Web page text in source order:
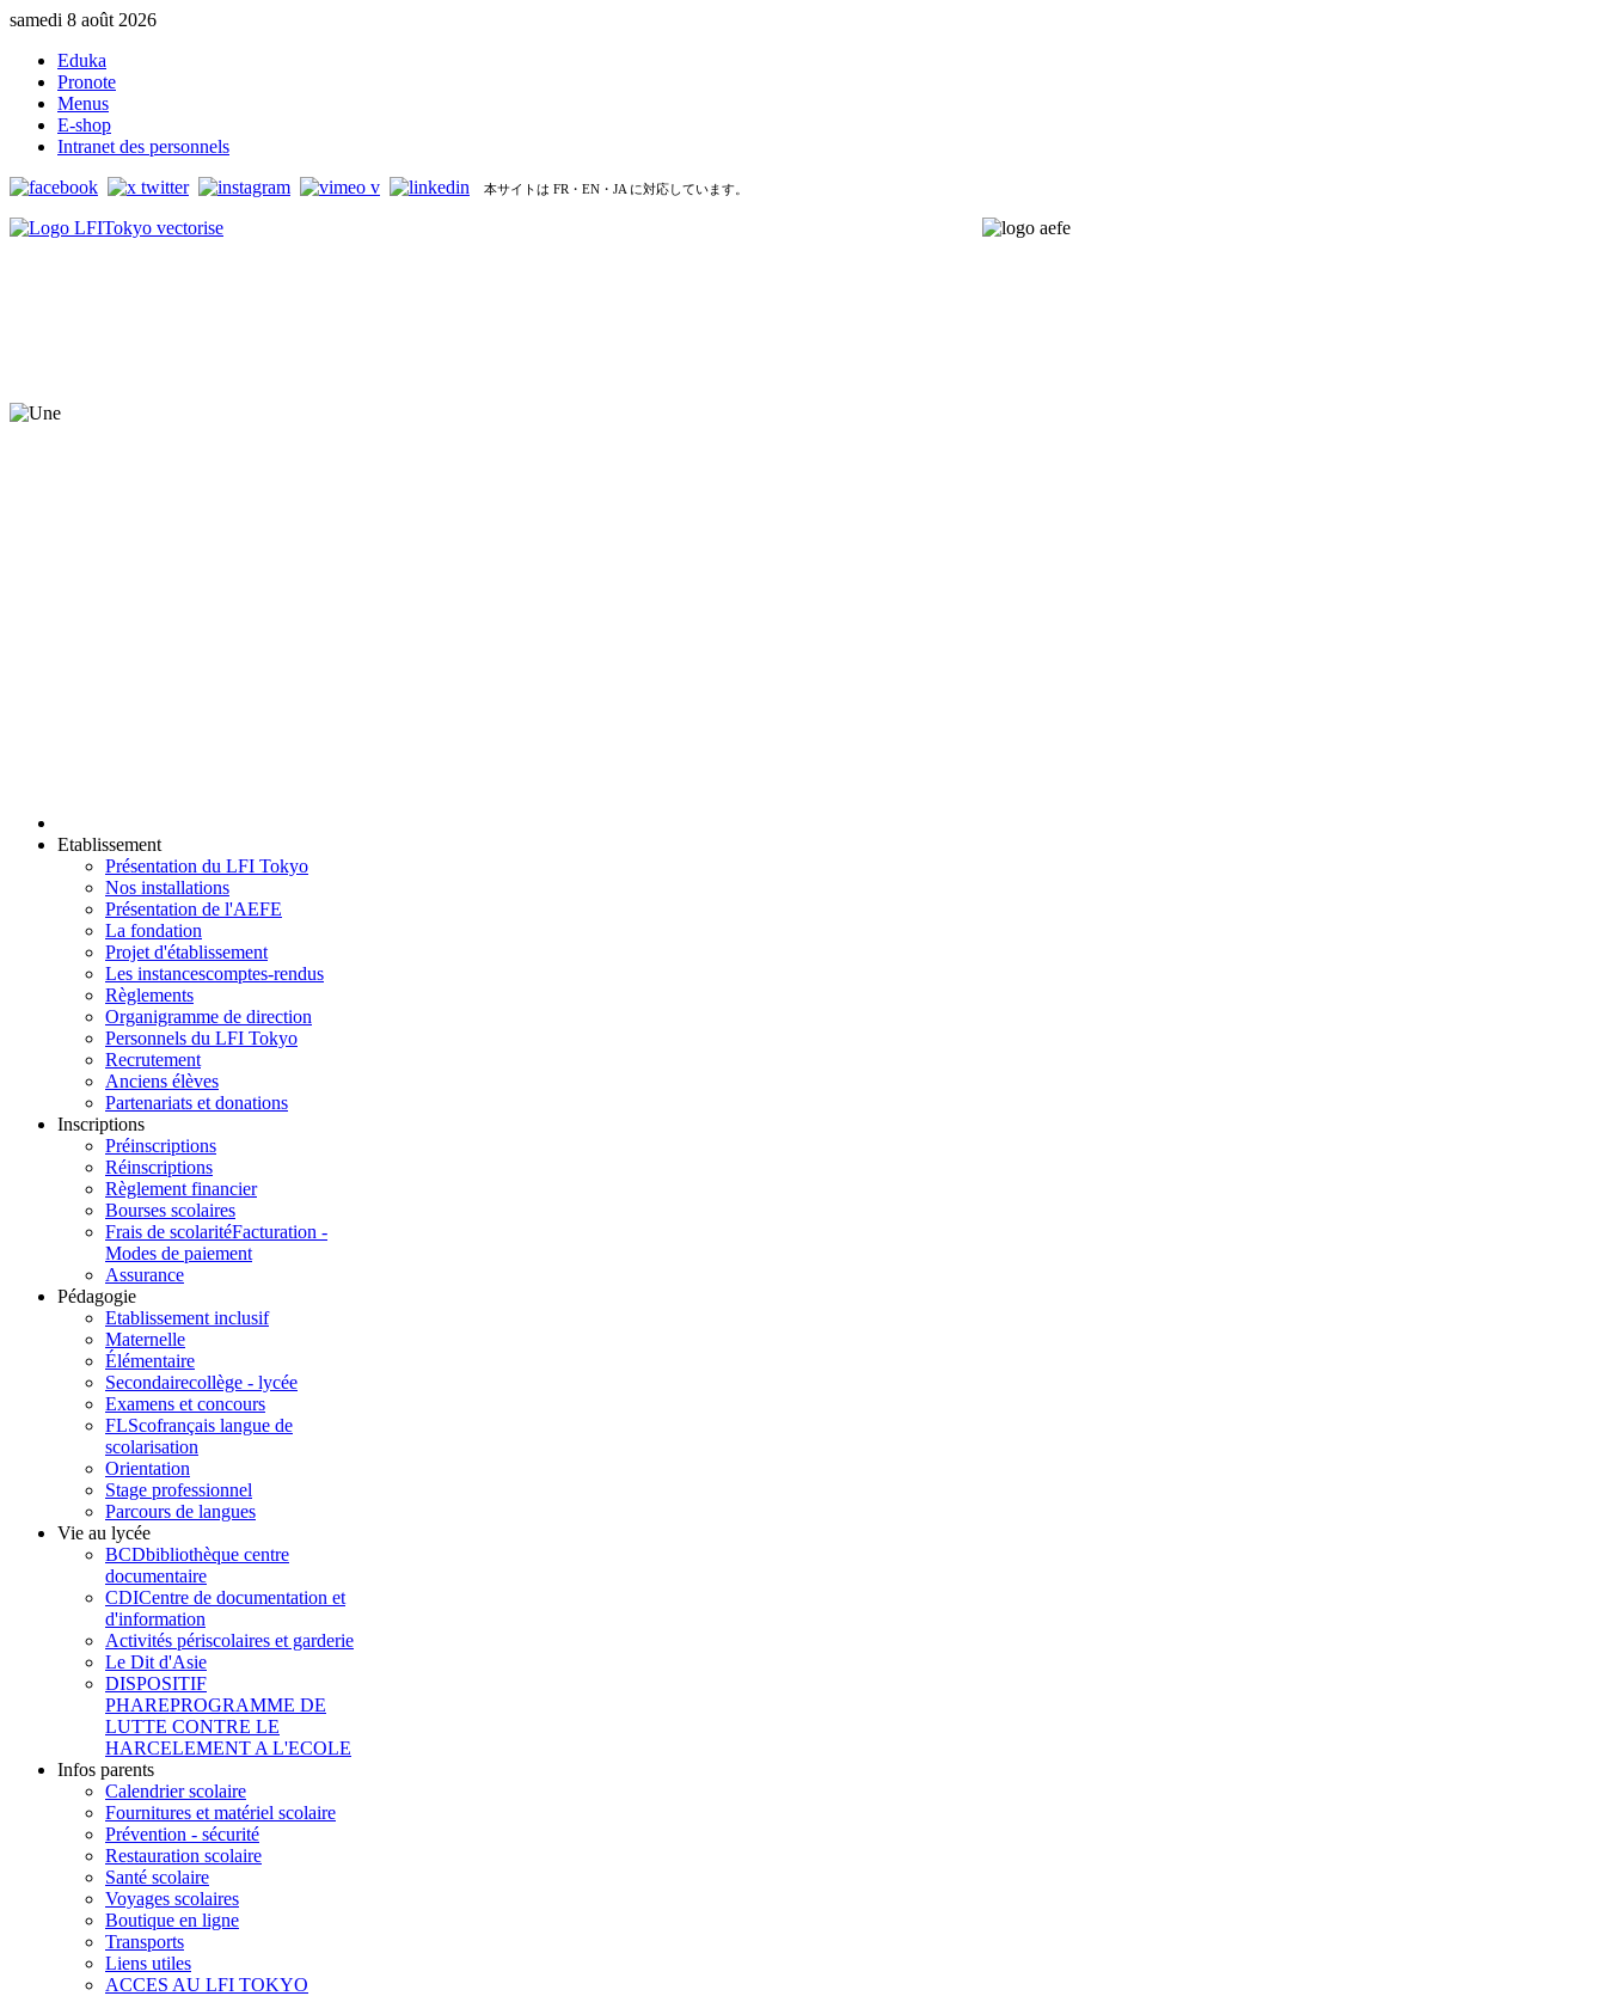
samedi 8 août 2026
Eduka
Pronote
Menus
E-shop
Intranet des personnels
本サイトは FR・EN・JA に対応しています。
Etablissement
Présentation du LFI Tokyo
Nos installations
Présentation de l'AEFE
La fondation
Projet d'établissement
Les instancescomptes-rendus
Règlements
Organigramme de direction
Personnels du LFI Tokyo
Recrutement
Anciens élèves
Partenariats et donations
Inscriptions
Préinscriptions
Réinscriptions
Règlement financier
Bourses scolaires
Frais de scolaritéFacturation -
Modes de paiement
Assurance
Pédagogie
Etablissement inclusif
Maternelle
Élémentaire
Secondairecollège - lycée
Examens et concours
FLScofrançais langue de
scolarisation
Orientation
Stage professionnel
Parcours de langues
Vie au lycée
BCDbibliothèque centre
documentaire
CDICentre de documentation et
d'information
Activités périscolaires et garderie
Le Dit d'Asie
DISPOSITIF
PHAREPROGRAMME DE
LUTTE CONTRE LE
HARCELEMENT A L'ECOLE
Infos parents
Calendrier scolaire
Fournitures et matériel scolaire
Prévention - sécurité
Restauration scolaire
Santé scolaire
Voyages scolaires
Boutique en ligne
Transports
Liens utiles
ACCES AU LFI TOKYO